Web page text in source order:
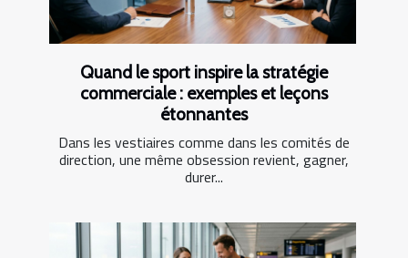
Quand le sport inspire la stratégie
commerciale : exemples et leçons
étonnantes
Dans les vestiaires comme dans les comités de
direction, une même obsession revient, gagner,
durer...